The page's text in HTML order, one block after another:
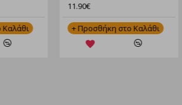
45γρ.
+ Προσθήκη στο Καλάθι +